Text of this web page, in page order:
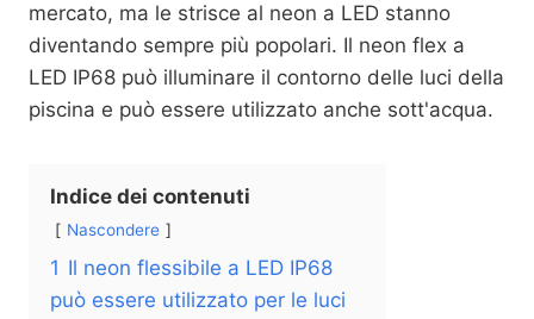
mercato, ma le strisce al neon a LED stanno
diventando sempre più popolari. Il neon flex a
LED IP68 può illuminare il contorno delle luci della
piscina e può essere utilizzato anche sott'acqua.
Indice dei contenuti
Nascondere
1 Il neon flessibile a LED IP68
può essere utilizzato per le luci